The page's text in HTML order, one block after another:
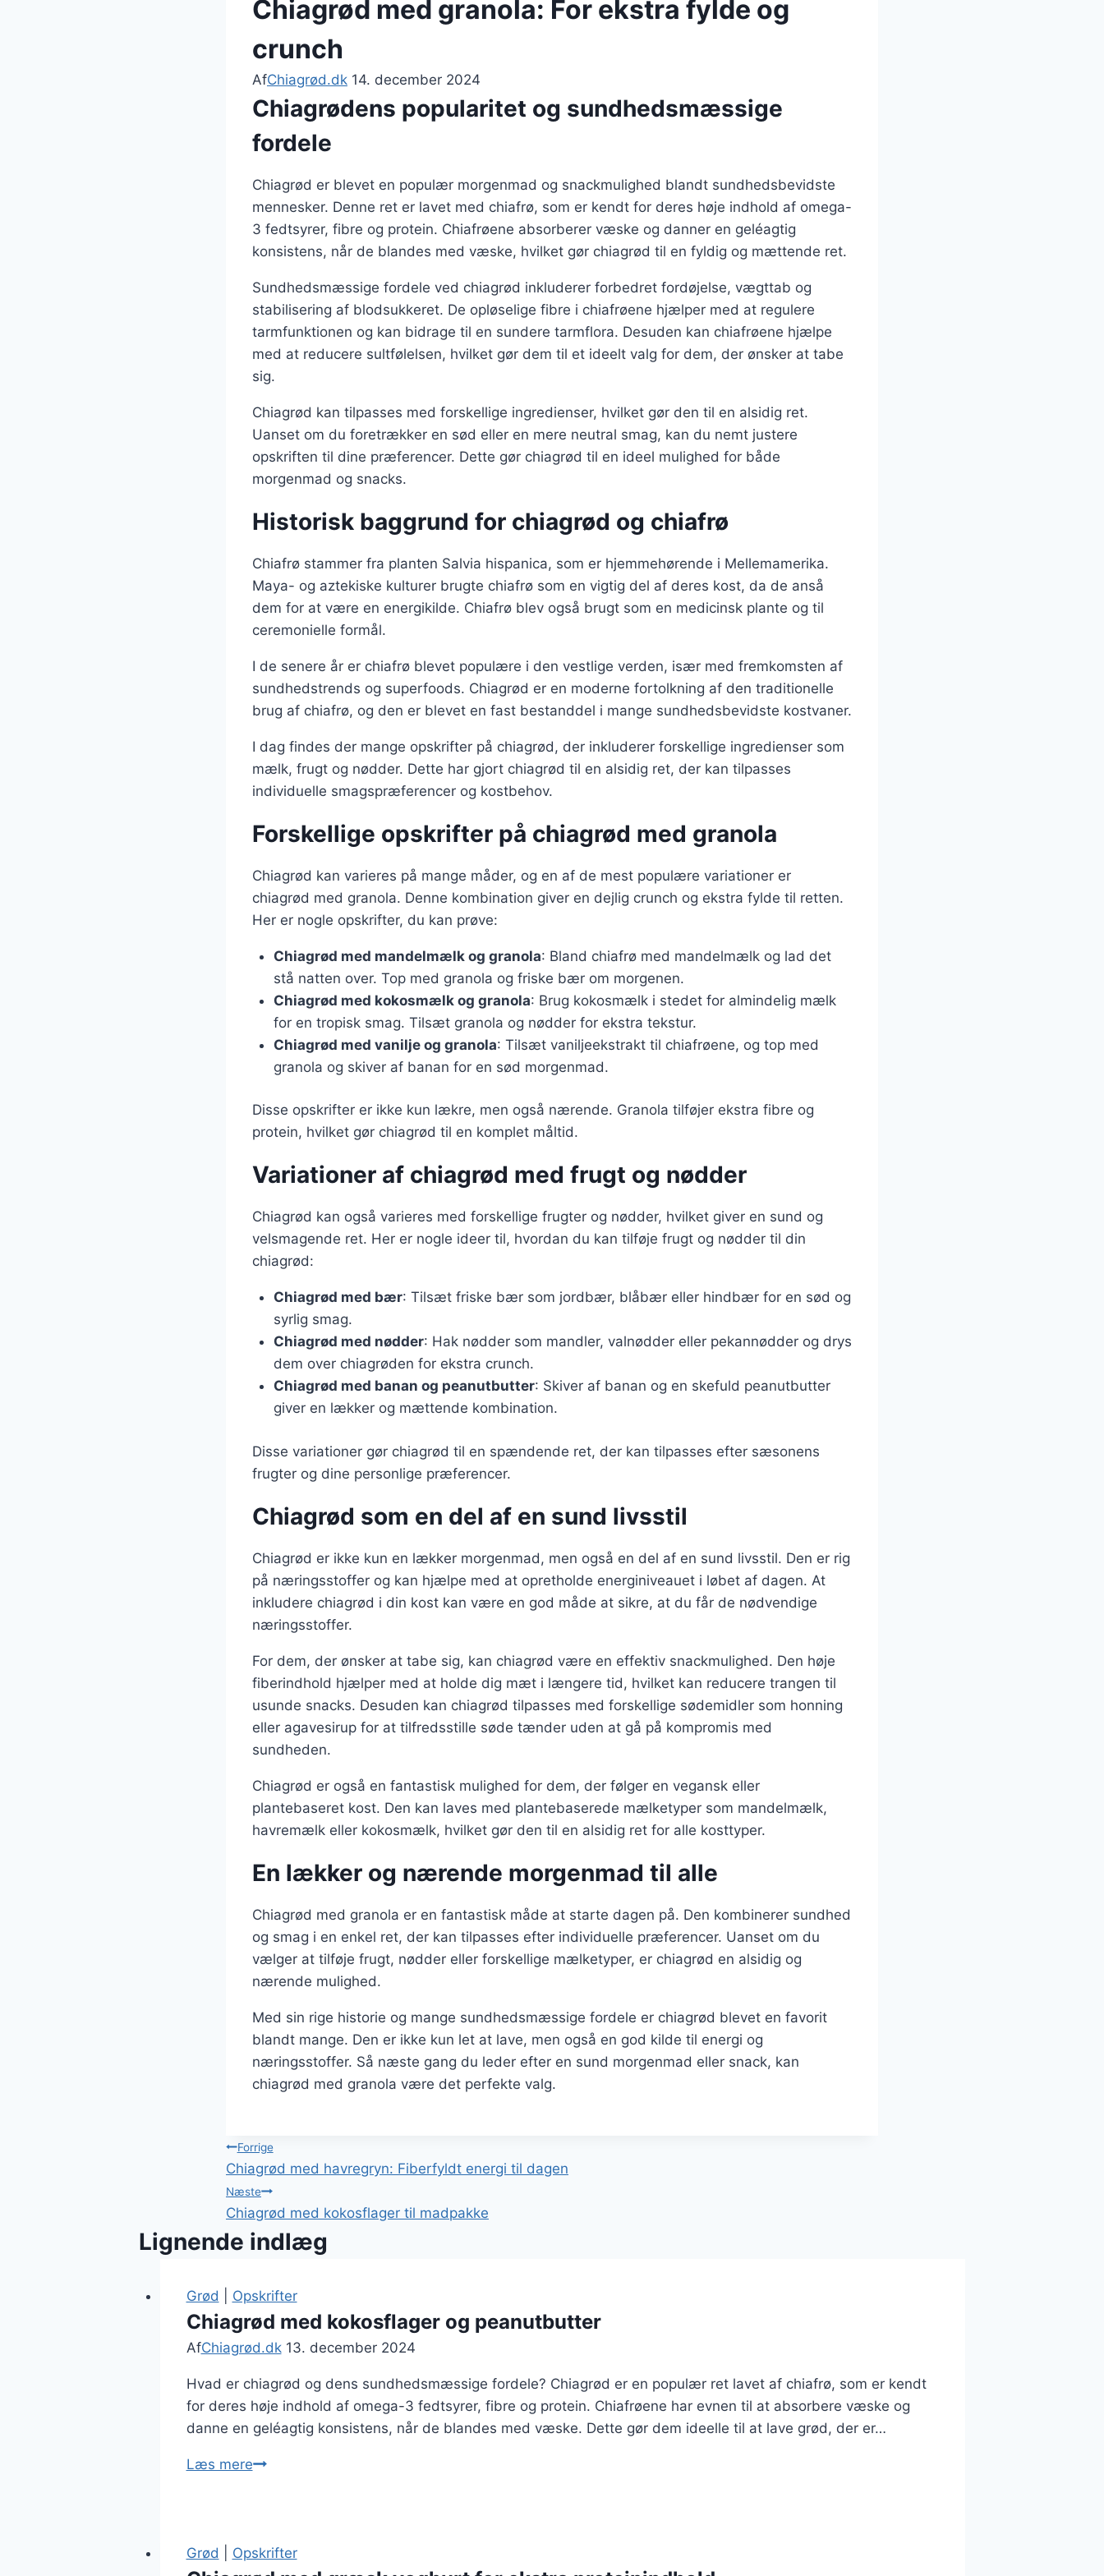
Chiagrød med granola: For ekstra fylde og
crunch
AfChiagrød.dk 14. december 2024
Chiagrødens popularitet og sundhedsmæssige
fordele
Chiagrød er blevet en populær morgenmad og snackmulighed blandt sundhedsbevidste
mennesker. Denne ret er lavet med chiafrø, som er kendt for deres høje indhold af omega-
3 fedtsyrer, fibre og protein. Chiafrøene absorberer væske og danner en geléagtig
konsistens, når de blandes med væske, hvilket gør chiagrød til en fyldig og mættende ret.
Sundhedsmæssige fordele ved chiagrød inkluderer forbedret fordøjelse, vægttab og
stabilisering af blodsukkeret. De opløselige fibre i chiafrøene hjælper med at regulere
tarmfunktionen og kan bidrage til en sundere tarmflora. Desuden kan chiafrøene hjælpe
med at reducere sultfølelsen, hvilket gør dem til et ideelt valg for dem, der ønsker at tabe
sig.
Chiagrød kan tilpasses med forskellige ingredienser, hvilket gør den til en alsidig ret.
Uanset om du foretrækker en sød eller en mere neutral smag, kan du nemt justere
opskriften til dine præferencer. Dette gør chiagrød til en ideel mulighed for både
morgenmad og snacks.
Historisk baggrund for chiagrød og chiafrø
Chiafrø stammer fra planten Salvia hispanica, som er hjemmehørende i Mellemamerika.
Maya- og aztekiske kulturer brugte chiafrø som en vigtig del af deres kost, da de anså
dem for at være en energikilde. Chiafrø blev også brugt som en medicinsk plante og til
ceremonielle formål.
I de senere år er chiafrø blevet populære i den vestlige verden, især med fremkomsten af
sundhedstrends og superfoods. Chiagrød er en moderne fortolkning af den traditionelle
brug af chiafrø, og den er blevet en fast bestanddel i mange sundhedsbevidste kostvaner.
I dag findes der mange opskrifter på chiagrød, der inkluderer forskellige ingredienser som
mælk, frugt og nødder. Dette har gjort chiagrød til en alsidig ret, der kan tilpasses
individuelle smagspræferencer og kostbehov.
Forskellige opskrifter på chiagrød med granola
Chiagrød kan varieres på mange måder, og en af de mest populære variationer er
chiagrød med granola. Denne kombination giver en dejlig crunch og ekstra fylde til retten.
Her er nogle opskrifter, du kan prøve:
Chiagrød med mandelmælk og granola: Bland chiafrø med mandelmælk og lad det
stå natten over. Top med granola og friske bær om morgenen.
Chiagrød med kokosmælk og granola: Brug kokosmælk i stedet for almindelig mælk
for en tropisk smag. Tilsæt granola og nødder for ekstra tekstur.
Chiagrød med vanilje og granola: Tilsæt vaniljeekstrakt til chiafrøene, og top med
granola og skiver af banan for en sød morgenmad.
Disse opskrifter er ikke kun lækre, men også nærende. Granola tilføjer ekstra fibre og
protein, hvilket gør chiagrød til en komplet måltid.
Variationer af chiagrød med frugt og nødder
Chiagrød kan også varieres med forskellige frugter og nødder, hvilket giver en sund og
velsmagende ret. Her er nogle ideer til, hvordan du kan tilføje frugt og nødder til din
chiagrød:
Chiagrød med bær: Tilsæt friske bær som jordbær, blåbær eller hindbær for en sød og
syrlig smag.
Chiagrød med nødder: Hak nødder som mandler, valnødder eller pekannødder og drys
dem over chiagrøden for ekstra crunch.
Chiagrød med banan og peanutbutter: Skiver af banan og en skefuld peanutbutter
giver en lækker og mættende kombination.
Disse variationer gør chiagrød til en spændende ret, der kan tilpasses efter sæsonens
frugter og dine personlige præferencer.
Chiagrød som en del af en sund livsstil
Chiagrød er ikke kun en lækker morgenmad, men også en del af en sund livsstil. Den er rig
på næringsstoffer og kan hjælpe med at opretholde energiniveauet i løbet af dagen. At
inkludere chiagrød i din kost kan være en god måde at sikre, at du får de nødvendige
næringsstoffer.
For dem, der ønsker at tabe sig, kan chiagrød være en effektiv snackmulighed. Den høje
fiberindhold hjælper med at holde dig mæt i længere tid, hvilket kan reducere trangen til
usunde snacks. Desuden kan chiagrød tilpasses med forskellige sødemidler som honning
eller agavesirup for at tilfredsstille søde tænder uden at gå på kompromis med
sundheden.
Chiagrød er også en fantastisk mulighed for dem, der følger en vegansk eller
plantebaseret kost. Den kan laves med plantebaserede mælketyper som mandelmælk,
havremælk eller kokosmælk, hvilket gør den til en alsidig ret for alle kosttyper.
En lækker og nærende morgenmad til alle
Chiagrød med granola er en fantastisk måde at starte dagen på. Den kombinerer sundhed
og smag i en enkel ret, der kan tilpasses efter individuelle præferencer. Uanset om du
vælger at tilføje frugt, nødder eller forskellige mælketyper, er chiagrød en alsidig og
nærende mulighed.
Med sin rige historie og mange sundhedsmæssige fordele er chiagrød blevet en favorit
blandt mange. Den er ikke kun let at lave, men også en god kilde til energi og
næringsstoffer. Så næste gang du leder efter en sund morgenmad eller snack, kan
chiagrød med granola være det perfekte valg.
Indlægsnavigation
Forrige
Chiagrød med havregryn: Fiberfyldt energi til dagen
Næste
Chiagrød med kokosflager til madpakke
Lignende indlæg
Grød Opskrifter
Chiagrød med kokosflager og peanutbutter
AfChiagrød.dk 13. december 2024
Hvad er chiagrød og dens sundhedsmæssige fordele? Chiagrød er en populær ret lavet af chiafrø, som er kendt
for deres høje indhold af omega-3 fedtsyrer, fibre og protein. Chiafrøene har evnen til at absorbere væske og
danne en geléagtig konsistens, når de blandes med væske. Dette gør dem ideelle til at lave grød, der er…
Læs mereChiagrød
peanutbutter
Grød Opskrifter